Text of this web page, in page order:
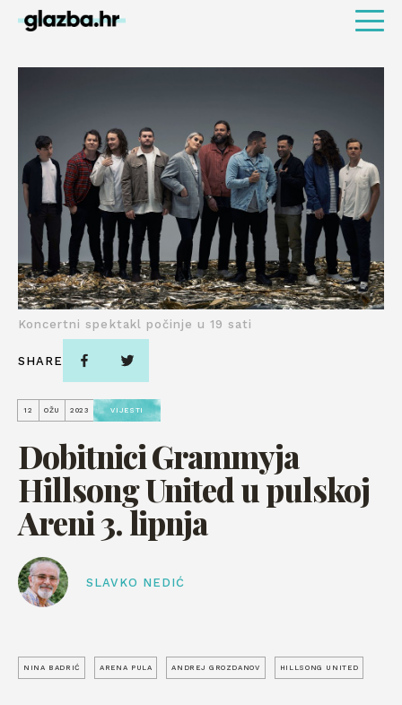
12 OŽU 2023 VIJESTI
Dobitnici Grammyja
Hillsong United u pulskoj
Areni 3. lipnja
SLAVKO NEDIĆ
Koncertni spektakl počinje u 19 sati
SHARE
NINA BADRIĆ ARENA PULA ANDREJ GROZDANOV HILLSONG UNITED